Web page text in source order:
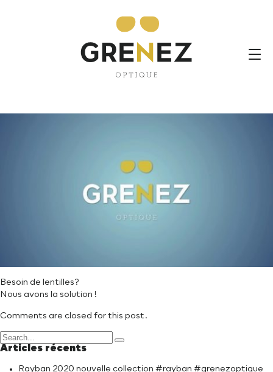
avons la solution !
31st mars 2020
Non classifié(e)
Besoin de lentilles?
Nous avons la solution !
Comments are closed for this post.
Articles récents
Rayban 2020 nouvelle collection #rayban #grenezoptique